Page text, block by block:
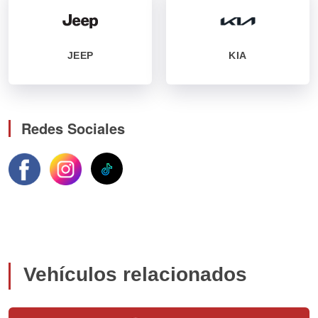
JEEP KIA
Redes Sociales
Vehículos relacionados